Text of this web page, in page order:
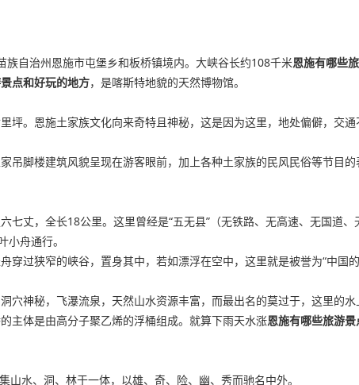
族自治州恩施市屯堡乡和板桥镇境内。大峡谷长约108千米恩施有哪些
点和好玩的地方，是喀斯特地貌的天然博物馆。
坪。恩施土家族文化向来奇特且神秘，这是因为这里，地处偏僻，交
吊脚楼建筑风貌呈现在游客眼前，加上各种土家族的民风民俗等节目
丈，全长18公里。这里曾经是“五无县”（无铁路、无高速、无国道
舟通行。
过狭窄的峡谷，置身其中，若如漂浮在空中，这里就是被誉为“中国
神秘，飞瀑流泉，天然山水资源丰富，而最出名的莫过于，这里的
主体是由高分子聚乙烯的浮桶组成。就算下雨天水涨恩施有哪些旅游
水、洞、林于一体，以雄、奇、险、幽、秀而驰名中外。